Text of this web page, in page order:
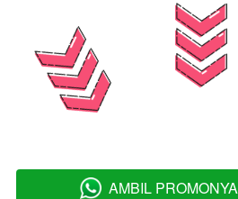
` AMBIL